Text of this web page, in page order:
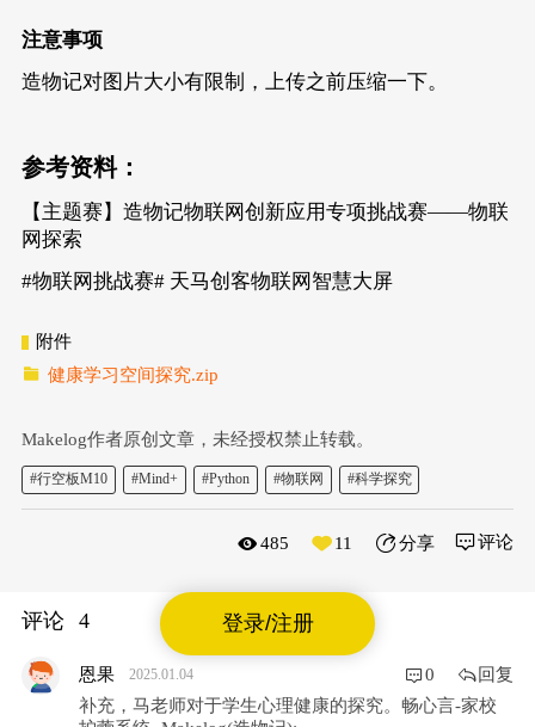
登录/注册
注意事项
造物记对图片大小有限制，上传之前压缩一下。
参考资料：
【主题赛】造物记物联网创新应用专项挑战赛——物联
网探索
#物联网挑战赛# 天马创客物联网智慧大屏
附件
健康学习空间探究.zip
Makelog作者原创文章，未经授权禁止转载。
#行空板M10 #Mind+ #Python #物联网 #科学探究
485 11 分享
评论 4
评论
恩果 2025.01.04 0 回复
补充，马老师对于学生心理健康的探究。畅心言-家校